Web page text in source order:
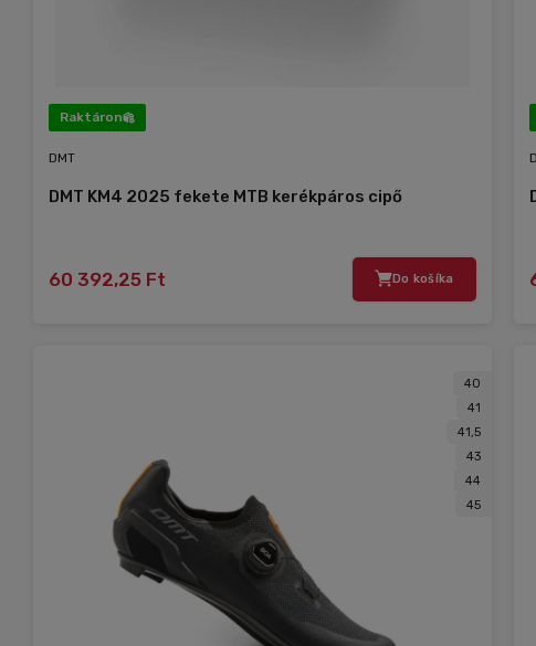
Raktáron
DMT
DMT KM4 2025 fekete MTB kerékpáros cipő
60 392,25 Ft Do košíka
40
41
41,5
43
44
45